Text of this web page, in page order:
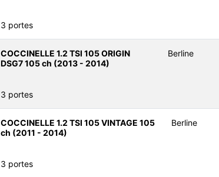
3 portes
COCCINELLE 1.2 TSI 105 ORIGIN
DSG7 105 ch (2013 - 2014)
Berline
3 portes
COCCINELLE 1.2 TSI 105 VINTAGE 105
ch (2011 - 2014)
Berline
3 portes